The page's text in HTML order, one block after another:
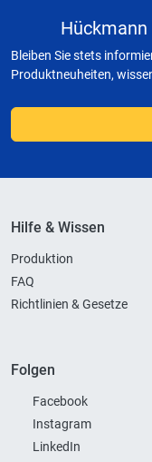
Bleiben Sie stets
Produktneuheiten,
Hilfe & Wissen
Produktion
FAQ
Richtlinien & Gesetze
Folgen
Facebook
Instagram
LinkedIn